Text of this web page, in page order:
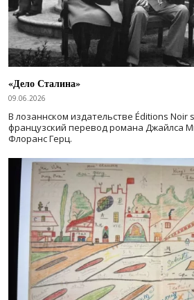
«Дело Сталина»
09.06.2026
В лозаннском издательстве Éditions Noir
французский перевод романа Джайлса
Флоранс Герц.